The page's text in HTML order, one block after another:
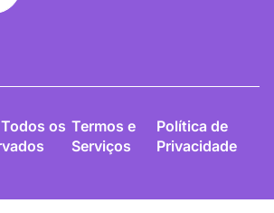
os Termos e
Serviços
Política de
Privacidade